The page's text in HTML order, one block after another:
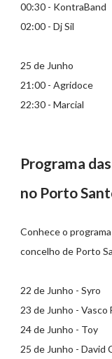
00:30 - KontraBand
02:00 - Dj Sil
25 de Junho
21:00 - Agridoce
22:30 - Marcial
Programa
no Porto
Conhece o
concelho de Porto
22 de Junho - Syro
23 de Junho - Vasco
24 de Junho - Toy
25 de Junho - David